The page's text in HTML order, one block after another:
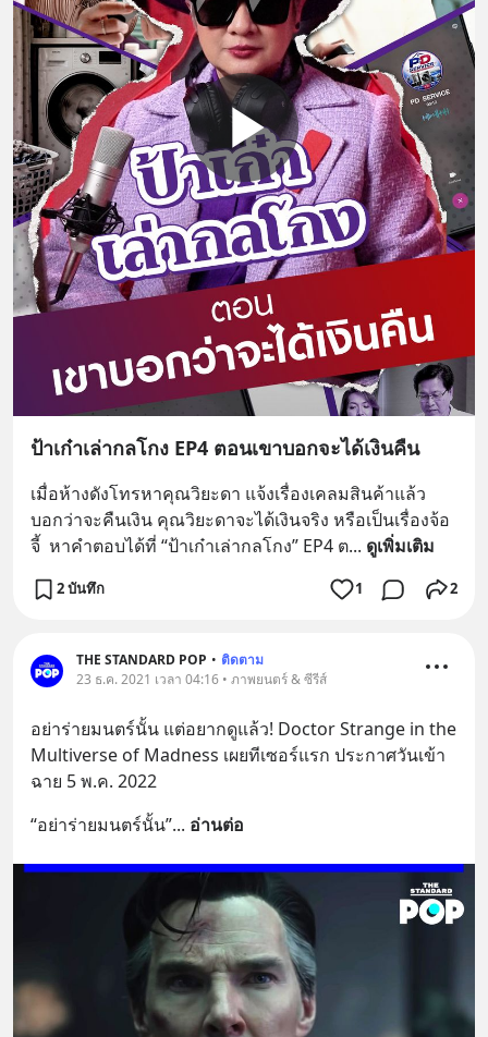
ป้าเก๋าเล่ากลโกง EP4 ตอนเขาบอกจะได้เงินคืน
เมื่อห้างดังโทรหาคุณวิยะดา แจ้งเรื่องเคลมสินค้าแล้ว
บอกว่าจะคืนเงิน คุณวิยะดาจะได้เงินจริง หรือเป็นเรื่องจ้อ
จี้  หาคำตอบได้ที่ “ป้าเก๋าเล่ากลโกง” EP4 ต... ดูเพิ่มเติม
2 บันทึก 1 2
THE STANDARD POP • ติดตาม
23 ธ.ค. 2021 เวลา 04:16 • ภาพยนตร์ & ซีรีส์
อย่าร่ายมนตร์นั้น แต่อยากดูแล้ว! Doctor Strange in the
Multiverse of Madness เผยทีเซอร์แรก ประกาศวันเข้า
ฉาย 5 พ.ค. 2022
“อย่าร่ายมนตร์นั้น”... อ่านต่อ